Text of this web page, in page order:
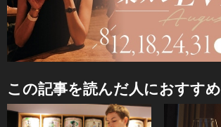
この記事を読んだ人におすすめ